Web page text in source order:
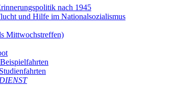
nach 1945
und Hilfe im Nationalsozialismus
Mittwochstreffen)